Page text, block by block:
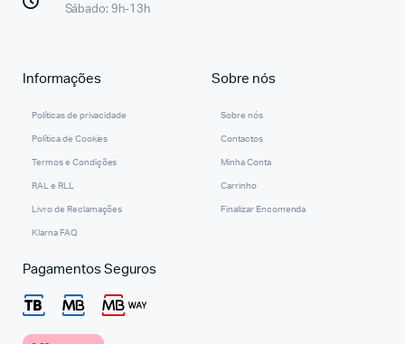
Sábado: 9h-13h
Informações
Políticas de privacidade
Política de Cookies
Termos e Condições
RAL e RLL
Livro de Reclamações
Klarna FAQ
Sobre nós
Sobre nós
Contactos
Minha Conta
Carrinho
Finalizar Encomenda
Pagamentos Seguros